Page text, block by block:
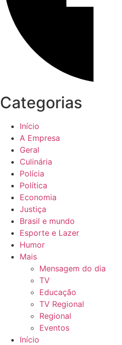
Categorias
Início
A Empresa
Geral
Culinária
Polícia
Política
Economia
Justiça
Brasil e mundo
Esporte e Lazer
Humor
Mais
Mensagem do dia
TV
Educação
TV Regional
Regional
Eventos
Início